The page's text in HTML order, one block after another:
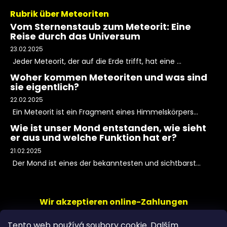
Rubrik über Meteoriten
Vom Sternenstaub zum Meteorit: Eine
Reise durch das Universum
23.02.2025
Jeder Meteorit, der auf die Erde trifft, hat eine ...
Woher kommen Meteoriten und was sind
sie eigentlich?
22.02.2025
Ein Meteorit ist ein Fragment eines Himmelskörpers...
Wie ist unser Mond entstanden, wie sieht
er aus und welche Funktion hat er?
21.02.2025
Der Mond ist eines der bekanntesten und sichtbarst...
Wir akzeptieren online-Zahlungen